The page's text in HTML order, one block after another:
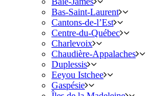
Bas-Saint-Laurent
Cantons-de-l’Est
Centre-du-Québec
Charlevoix
Chaudière-Appalaches
Duplessis
Eeyou Istchee
Gaspésie